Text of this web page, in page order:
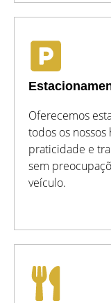
Oferecemos
todos os
praticidade e
sem
veículo.